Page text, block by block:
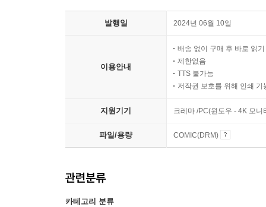
발행일 2024년 06월 10일
이용안내
배송 없이 구매 후 바로 읽기
제한없음
TTS 불가능
저작권 보호를 위해 인쇄 기
지원기기 크레마 /PC(윈도우 - 4K 모
파일/용량 COMIC(DRM)
관련분류
카테고리 분류